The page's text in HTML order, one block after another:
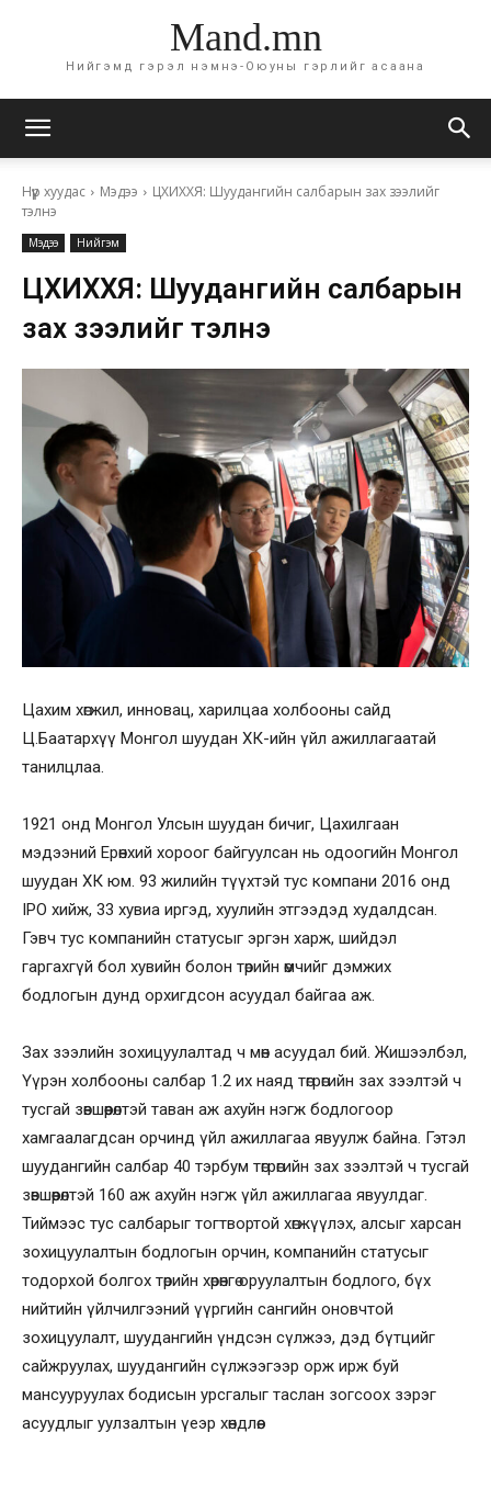
Mand.mn
Нийгэмд гэрэл нэмнэ-Оюуны гэрлийг асаана
Нүүр хуудас Мэдээ
ЦХИХХЯ: Шуудангийн салбарын зах зээлийг
тэлнэ
Мэдээ Нийгэм
ЦХИХХЯ: Шуудангийн салбарын
зах зээлийг тэлнэ
Цахим хөгжил, инновац, харилцаа холбооны сайд
Ц.Баатархүү Монгол шуудан ХК-ийн үйл ажиллагаатай
танилцлаа.
1921 онд Монгол Улсын шуудан бичиг, Цахилгаан
мэдээний Ерөнхий хороог байгуулсан нь одоогийн Монгол
шуудан ХК юм. 93 жилийн түүхтэй тус компани 2016 онд
IPO хийж, 33 хувиа иргэд, хуулийн этгээдэд худалдсан.
Гэвч тус компанийн статусыг эргэн харж, шийдэл
гаргахгүй бол хувийн болон төрийн өмчийг дэмжих
бодлогын дунд орхигдсон асуудал байгаа аж.
Зах зээлийн зохицуулалтад ч мөн асуудал бий. Жишээлбэл,
Үүрэн холбооны салбар 1.2 их наяд төгрөгийн зах зээлтэй ч
тусгай зөвшөөрөлтэй таван аж ахуйн нэгж бодлогоор
хамгаалагдсан орчинд үйл ажиллагаа явуулж байна. Гэтэл
шуудангийн салбар 40 тэрбум төгрөгийн зах зээлтэй ч тусгай
зөвшөөрөлтэй 160 аж ахуйн нэгж үйл ажиллагаа явуулдаг.
Тиймээс тус салбарыг тогтвортой хөгжүүлэх, алсыг харсан
зохицуулалтын бодлогын орчин, компанийн статусыг
тодорхой болгох төрийн хөрөнгө оруулалтын бодлого, бүх
нийтийн үйлчилгээний үүргийн сангийн оновчтой
зохицуулалт, шуудангийн үндсэн сүлжээ, дэд бүтцийг
сайжруулах, шуудангийн сүлжээгээр орж ирж буй
мансууруулах бодисын урсгалыг таслан зогсоох зэрэг
асуудлыг уулзалтын үеэр хөндлөө.